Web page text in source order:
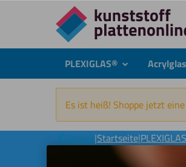
Direkt
zum
PLEXIGLAS® submenuAcrylglas
Es ist heiß! Shoppe jetzt
Zurück|Startseite|